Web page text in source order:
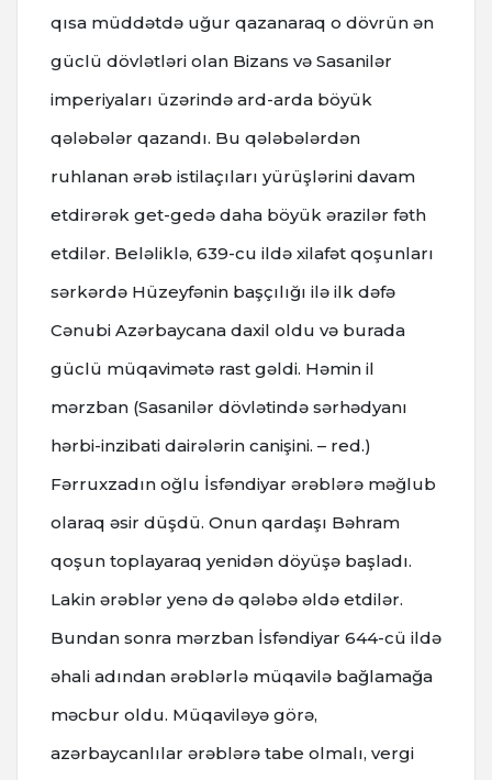
qısa müddətdə uğur qazanaraq o dövrün ən
güclü dövlətləri olan Bizans və Sasanilər
imperiyaları üzərində ard-arda böyük
qələbələr qazandı. Bu qələbələrdən
ruhlanan ərəb istilaçıları yürüşlərini davam
etdirərək get-gedə daha böyük ərazilər fəth
etdilər. Beləliklə, 639-cu ildə xilafət qoşunları
sərkərdə Hüzeyfənin başçılığı ilə ilk dəfə
Cənubi Azərbaycana daxil oldu və burada
güclü müqavimətə rast gəldi. Həmin il
mərzban (Sasanilər dövlətində sərhədyanı
hərbi-inzibati dairələrin canişini. – red.)
Fərruxzadın oğlu İsfəndiyar ərəblərə məğlub
olaraq əsir düşdü. Onun qardaşı Bəhram
qoşun toplayaraq yenidən döyüşə başladı.
Lakin ərəblər yenə də qələbə əldə etdilər.
Bundan sonra mərzban İsfəndiyar 644-cü ildə
əhali adından ərəblərlə müqavilə bağlamağa
məcbur oldu. Müqaviləyə görə,
azərbaycanlılar ərəblərə tabe olmalı, vergi